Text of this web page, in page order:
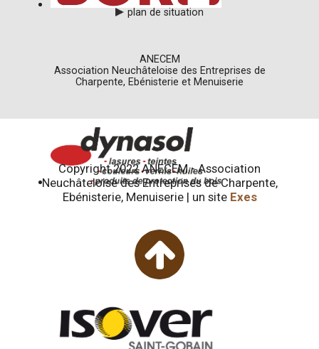
plan de situation
ANECEM
Association Neuchâteloise des Entreprises de
Charpente, Ebénisterie et Menuiserie
Copyright 2022 ANECEM - Association
Neuchâteloise des Entreprises de Charpente,
Ebénisterie, Menuiserie | un site Exes